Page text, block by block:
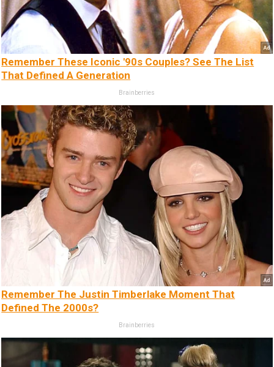
Remember These Iconic '90s Couples? See The List
That Defined A Generation
Brainberries
Remember The Justin Timberlake Moment That
Defined The 2000s?
Brainberries